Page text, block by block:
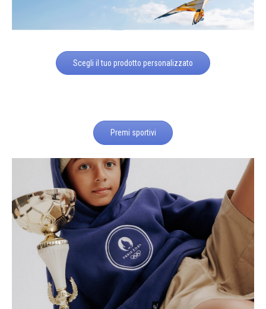
Scegli il tuo prodotto personalizzato
Premi sportivi